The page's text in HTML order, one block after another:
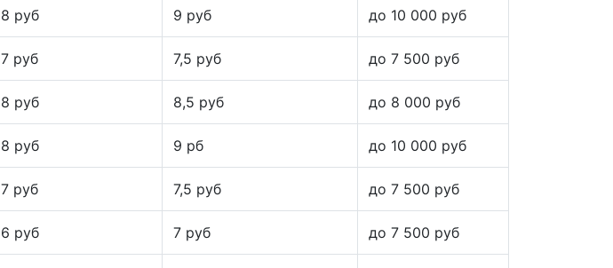
8 руб 9 руб до 10 000 руб
7 руб 7,5 руб до 7 500 руб
8 руб 8,5 руб до 8 000 руб
8 руб 9 рб до 10 000 руб
7 руб 7,5 руб до 7 500 руб
6 руб 7 руб до 7 500 руб